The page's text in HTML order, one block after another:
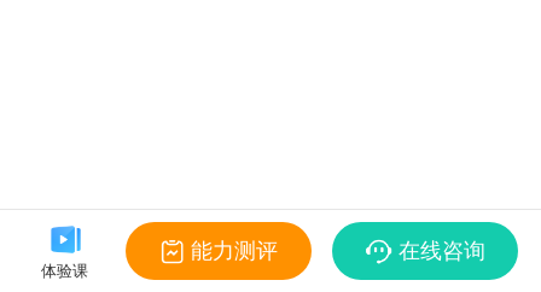
体验课
能力测评 在线咨询